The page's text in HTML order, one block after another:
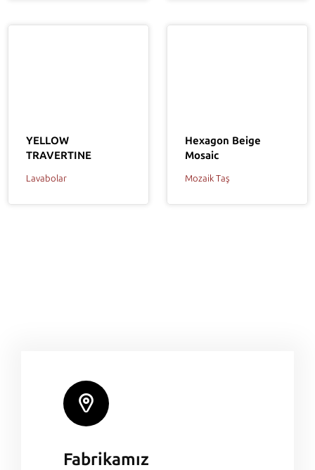
YELLOW
TRAVERTINE
Lavabolar
Hexagon Beige
Mosaic
Mozaik Taş
Fabrikamız